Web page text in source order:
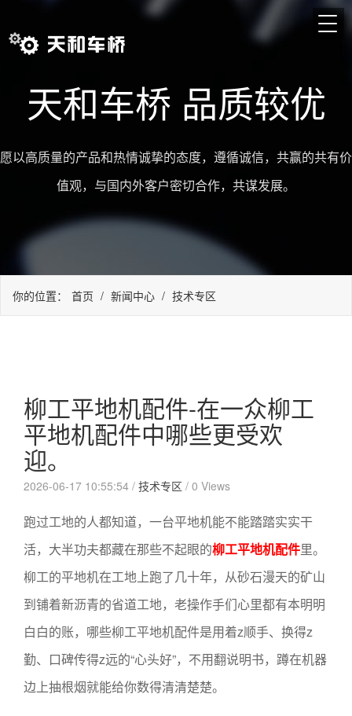
天和车桥 品质较优
愿以高质量的产品和热情诚挚的态度，遵循诚信，共赢的共有价
值观，与国内外客户密切合作，共谋发展。
你的位置： 首页 / 新闻中心 / 技术专区
柳工平地机配件-在一众柳工
平地机配件中哪些更受欢
迎。
2026-06-17 10:55:54 / 技术专区 / 0 Views
跑过工地的人都知道，一台平地机能不能踏踏实实干
活，大半功夫都藏在那些不起眼的柳工平地机配件里。
柳工的平地机在工地上跑了几十年，从砂石漫天的矿山
到铺着新沥青的省道工地，老操作手们心里都有本明明
白白的账，哪些柳工平地机配件是用着z顺手、换得z
勤、口碑传得z远的“心头好”，不用翻说明书，蹲在机器
边上抽根烟就能给你数得清清楚楚。